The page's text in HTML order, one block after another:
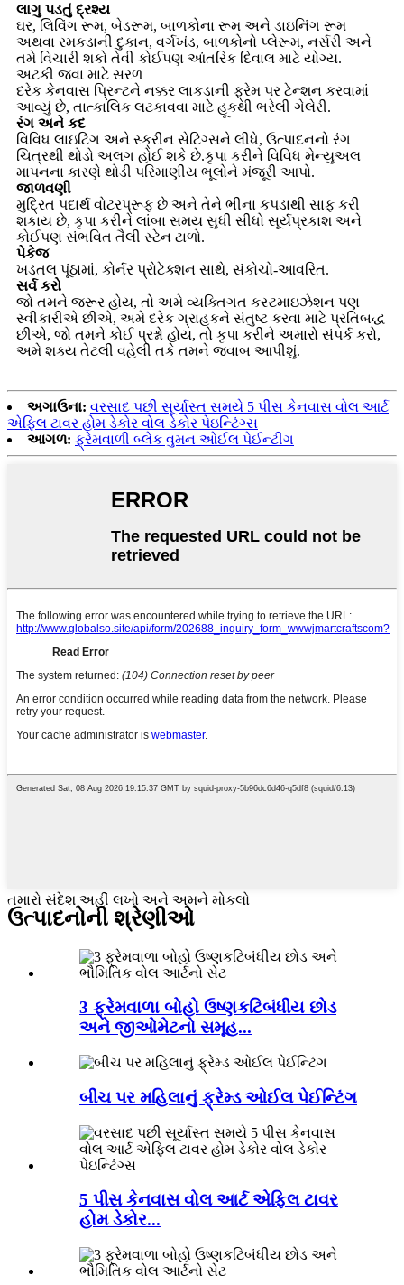
લાગુ પડતું દ્રશ્ય
ઘર, લિવિંગ રૂમ, બેડરૂમ, બાળકોના રૂમ અને ડાઇનિંગ રૂમ
અથવા રમકડાની દુકાન, વર્ગખંડ, બાળકોનો પ્લેરૂમ, નર્સરી અને
તમે વિચારી શકો તેવી કોઈપણ આંતરિક દિવાલ માટે યોગ્ય.
અટકી જવા માટે સરળ
દરેક કેનવાસ પ્રિન્ટને નક્કર લાકડાની ફ્રેમ પર ટેન્શન કરવામાં
આવ્યું છે, તાત્કાલિક લટકાવવા માટે હૂકથી ભરેલી ગેલેરી.
રંગ અને કદ
વિવિધ લાઇટિંગ અને સ્ક્રીન સેટિંગ્સને લીધે, ઉત્પાદનનો રંગ
ચિત્રથી થોડો અલગ હોઈ શકે છે.કૃપા કરીને વિવિધ મેન્યુઅલ
માપનના કારણે થોડી પરિમાણીય ભૂલોને મંજૂરી આપો.
જાળવણી
મુદ્રિત પદાર્થ વોટરપ્રૂફ છે અને તેને ભીના કપડાથી સાફ કરી
શકાય છે, કૃપા કરીને લાંબા સમય સુધી સીધો સૂર્યપ્રકાશ અને
કોઈપણ સંભવિત તૈલી સ્ટેન ટાળો.
પેકેજ
ખડતલ પૂંઠામાં, કોર્નર પ્રોટેક્શન સાથે, સંકોચો-આવરિત.
સર્વ કરો
જો તમને જરૂર હોય, તો અમે વ્યક્તિગત કસ્ટમાઇઝેશન પણ
સ્વીકારીએ છીએ, અમે દરેક ગ્રાહકને સંતુષ્ટ કરવા માટે પ્રતિબદ્ધ
છીએ, જો તમને કોઈ પ્રશ્નો હોય, તો કૃપા કરીને અમારો સંપર્ક કરો,
અમે શક્ય તેટલી વહેલી તકે તમને જવાબ આપીશું.
અગાઉના: વરસાદ પછી સૂર્યાસ્ત સમયે 5 પીસ કેનવાસ વોલ આર્ટ
એફિલ ટાવર હોમ ડેકોર વોલ ડેકોર પેઇન્ટિંગ્સ
આગળ: ફ્રેમવાળી બ્લેક વુમન ઓઈલ પેઈન્ટીંગ
તમારો સંદેશ અહીં લખો અને અમને મોકલો
ઉત્પાદનોની શ્રેણીઓ
3 ફ્રેમવાળા બોહો ઉષ્ણકટિબંધીય છોડ
અને જીઓમેટનો સમૂહ...
બીચ પર મહિલાનું ફ્રેમ્ડ ઓઈલ પેઈન્ટિંગ
5 પીસ કેનવાસ વોલ આર્ટ એફિલ ટાવર
હોમ ડેકોર...